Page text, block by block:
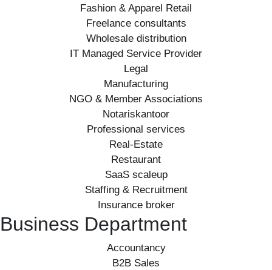
Fashion & Apparel Retail
Freelance consultants
Wholesale distribution
IT Managed Service Provider
Legal
Manufacturing
NGO & Member Associations
Notariskantoor
Professional services
Real-Estate
Restaurant
SaaS scaleup
Staffing & Recruitment
Insurance broker
Business Department
Accountancy
B2B Sales